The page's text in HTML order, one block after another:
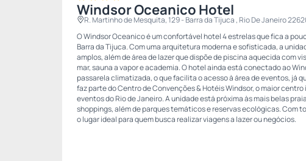
Windsor Oceanico Hotel
R. Martinho de Mesquita, 129 - Barra da Tijuca , Rio De Janeiro
O Windsor Oceanico é um confortável hotel 4 estrelas que fica a
Barra da Tijuca. Com uma arquitetura moderna e sofisticada, a
amplos, além de área de lazer que dispõe de piscina aquecida com
mar, sauna a vapor e academia. O hotel ainda está conectado ao
passarela climatizada, o que facilita o acesso à área de eventos, já
faz parte do Centro de Convenções & Hotéis Windsor, o maior
eventos do Rio de Janeiro. A unidade está próxima às mais belas
shoppings, além de parques temáticos e reservas ecológicas. Com
o lugar ideal para quem busca realizar viagens a lazer ou negócios.